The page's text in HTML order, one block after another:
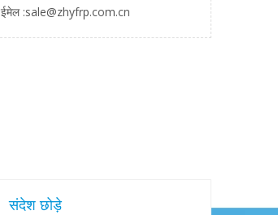
ईमेल :sale@zhyfrp.com.cn
संदेश छोड़े